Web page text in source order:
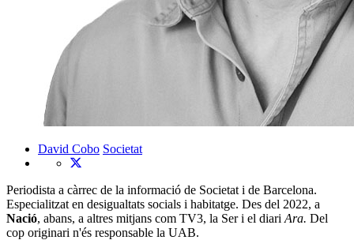
David Cobo Societat
Periodista a càrrec de la informació de Societat i de Barcelona.
Especialitzat en desigualtats socials i habitatge. Des del 2022, a
Nació, abans, a altres mitjans com TV3, la Ser i el diari Ara. Del
cop originari n'és responsable la UAB.